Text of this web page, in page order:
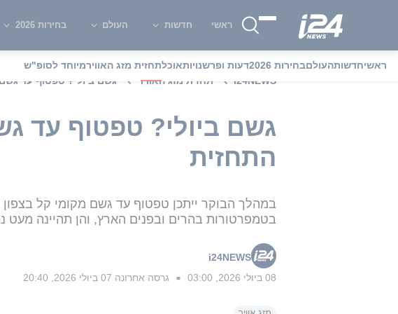
ראשי חדשות העולם בחירות 2026
ראשיחדשותהעולםבחירות 2026 דעות ופרשנויותאוכלתחזית מזג האווירמיוחד לסופ"ש
i24NEWS
תחזית מזג האוויר גשם ביולי? טפטוף עד
גשם ביולי? טפטוף עד
התחזית
במהלך הבוקר ייתכן טפטוף עד גשם מקומי קל
בטמפרטורות בהרים ובפנים הארץ, והן תהיינה מעט
i24NEWS
08 ביולי 2026, 03:00
■ גרסה אחרונה 07 ביולי 2026, 20:40